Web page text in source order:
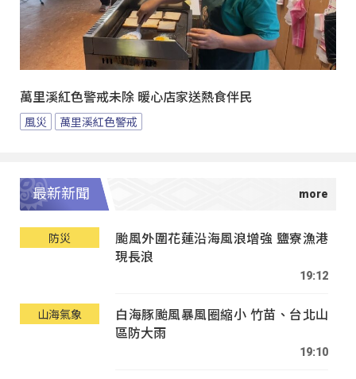
萬里溪紅色警戒未除 暖心店家送熱食伴民
風災 萬里溪紅色警戒
最新新聞
防災
颱風外圍花蓮沿海風浪增強 鹽寮漁港
現長浪
19:12
山海氣象
白海豚颱風暴風圈縮小 竹苗、台北山
區防大雨
19:10